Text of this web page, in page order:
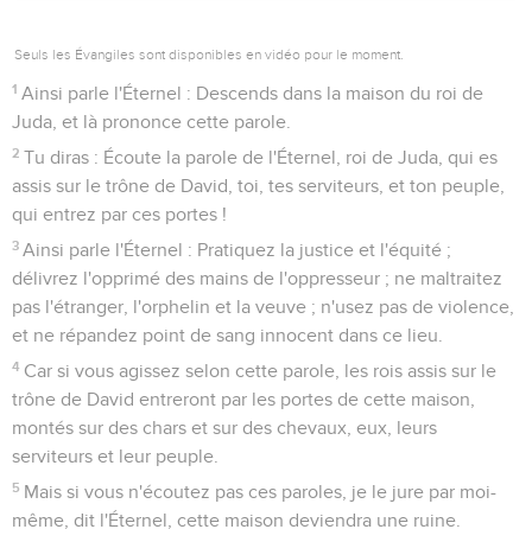
Seuls les Évangiles sont disponibles en vidéo pour le moment.
1 Ainsi parle l'Éternel : Descends dans la maison du roi de
Juda, et là prononce cette parole.
2 Tu diras : Écoute la parole de l'Éternel, roi de Juda, qui es
assis sur le trône de David, toi, tes serviteurs, et ton peuple,
qui entrez par ces portes !
3 Ainsi parle l'Éternel : Pratiquez la justice et l'équité ;
délivrez l'opprimé des mains de l'oppresseur ; ne maltraitez
pas l'étranger, l'orphelin et la veuve ; n'usez pas de violence,
et ne répandez point de sang innocent dans ce lieu.
4 Car si vous agissez selon cette parole, les rois assis sur le
trône de David entreront par les portes de cette maison,
montés sur des chars et sur des chevaux, eux, leurs
serviteurs et leur peuple.
5 Mais si vous n'écoutez pas ces paroles, je le jure par moi-
même, dit l'Éternel, cette maison deviendra une ruine.